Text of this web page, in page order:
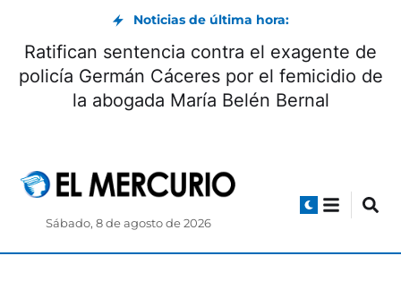
Noticias de última hora:
Ratifican sentencia contra el exagente de
policía Germán Cáceres por el femicidio de
la abogada María Belén Bernal
Sábado, 8 de agosto de 2026